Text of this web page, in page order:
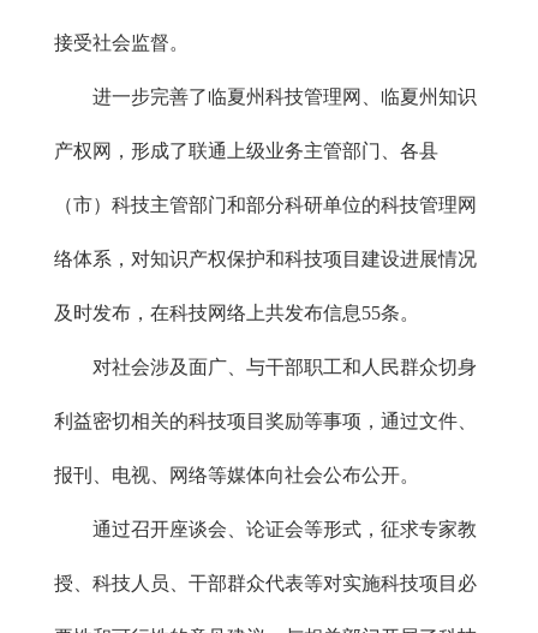
接受社会监督。
进一步完善了临夏州科技管理网、临夏州知识
产权网，形成了联通上级业务主管部门、各县
（市）科技主管部门和部分科研单位的科技管理网
络体系，对知识产权保护和科技项目建设进展情况
及时发布，在科技网络上共发布信息55条。
对社会涉及面广、与干部职工和人民群众切身
利益密切相关的科技项目奖励等事项，通过文件、
报刊、电视、网络等媒体向社会公布公开。
通过召开座谈会、论证会等形式，征求专家教
授、科技人员、干部群众代表等对实施科技项目必